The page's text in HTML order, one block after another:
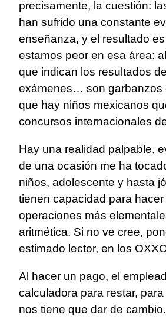
precisamente, la cuestión:
han sufrido una constante
enseñanza, y el resultado
estamos peor en esa área:
que indican los resultados
exámenes… son garbanzos
que hay niños mexicanos
concursos internacionales
Hay una realidad palpable,
de una ocasión me ha
niños, adolescente y hasta
tienen capacidad para hacer
operaciones más
aritmética. Si no ve cree,
estimado lector, en los
Al hacer un pago, el
calculadora para restar,
nos tiene que dar de